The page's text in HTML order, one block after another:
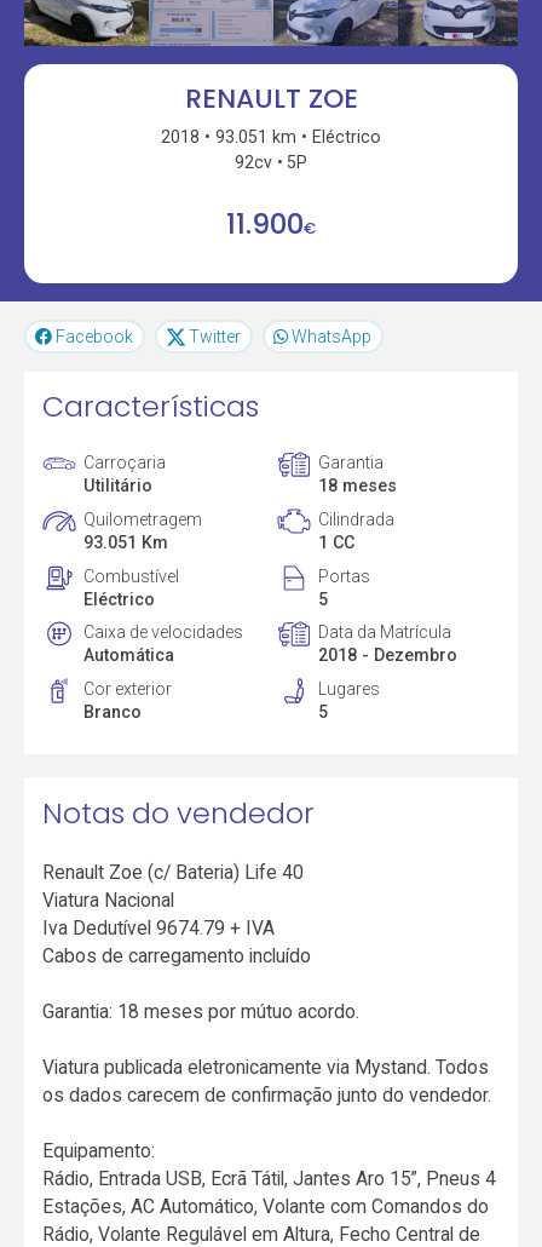
RENAULT ZOE
2018 93.051 km
Eléctrico
92cv
5P
11.900€
Facebook Twitter WhatsApp
Características
Carroçaria
Utilitário
Garantia
18 meses
Quilometragem
93.051 Km
Cilindrada
1 CC
Combustível
Eléctrico
Portas
5
Caixa de velocidades
Automática
Data da Matrícula
2018 - Dezembro
Cor exterior
Branco
Lugares
5
Notas do vendedor
Renault Zoe (c/ Bateria) Life 40
Viatura Nacional
Iva Dedutível 9674.79 + IVA
Cabos de carregamento incluído
Garantia: 18 meses por mútuo acordo.
Viatura publicada eletronicamente via Mystand. Todos
os dados carecem de confirmação junto do vendedor.
Equipamento:
Rádio, Entrada USB, Ecrã Tátil, Jantes Aro 15”, Pneus 4
Estações, AC Automático, Volante com Comandos do
Rádio, Volante Regulável em Altura, Fecho Central de